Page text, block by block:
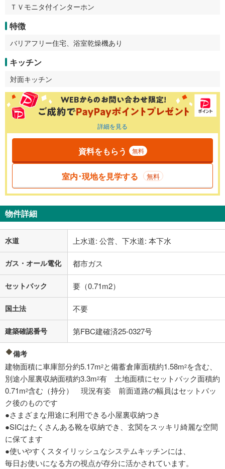
ＴＶモニタ付インターホン
特徴
バリアフリー住宅、浴室乾燥機あり
キッチン
対面キッチン
詳細を見る
資料をもらう 無料
室内･現地を見学する 無料
物件詳細
水道 上水道: 公営、下水道: 本下水
ガス・オール電化 都市ガス
セットバック 要（0.71m2）
国土法 不要
建築確認番号 第FBC建確済25-0327号
備考
建物面積に車庫部分約5.17m2と備蓄倉庫面積約1.58m2を含む、
別途小屋裏収納面積約3.3m2有 土地面積にセットバック面積約
0.71m2含む（持分） 現況有姿 前面道路の幅員はセットバッ
ク後のものです
●さまざまな用途に利用できる小屋裏収納つき
●SICはたくさんある靴を収納でき、玄関をスッキリ綺麗な空間
に保てます
●使いやすくスタイリッシュなシステムキッチンには、
毎日お使いになる方の視点が存分に活かされています。